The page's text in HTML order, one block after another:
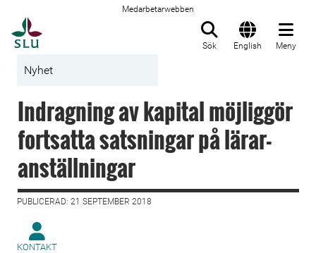
Medarbetarwebben
Sök English Meny
Nyhet
Indragning av kapital möjliggör
fortsatta satsningar på lärar-
anställningar
PUBLICERAD: 21 SEPTEMBER 2018
KONTAKT